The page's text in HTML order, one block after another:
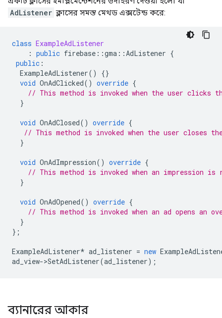
AdListener ক্লাসের সমস্ত মেথড এক্সটেন্ড করে:
class ExampleAdListener
: public firebase ::gma ::AdListener {
public :
ExampleAdListener()
{}
void OnAdClicked() override {
// This method is invoked when the user clicks
}
void OnAdClosed() override {
// This method is invoked when the user closes
}
void OnAdImpression() override {
// This method is invoked when an impression is
}
void OnAdOpened() override {
// This method is invoked when an ad opens an
}
};
ExampleAdListener* ad_listener = new
ad_view->SetAdListener(ad_listener);
ব্যানারের আকার